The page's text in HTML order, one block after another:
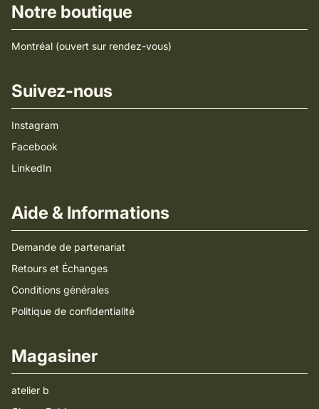
Notre boutique
Montréal (ouvert sur rendez-vous)
Suivez-nous
Instagram
Facebook
LinkedIn
Aide & Informations
Demande de partenariat
Retours et Échanges
Conditions générales
Politique de confidentialité
Magasiner
atelier b